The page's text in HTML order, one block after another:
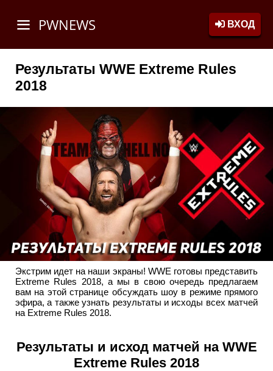
PWNEWS ВХОД
Результаты WWE Extreme Rules
2018
Экстрим идет на наши экраны! WWE готовы представить
Extreme Rules 2018, а мы в свою очередь предлагаем
вам на этой странице обсуждать шоу в режиме прямого
эфира, а также узнать результаты и исходы всех матчей
на Extreme Rules 2018.
Результаты и исход матчей на WWE
Extreme Rules 2018